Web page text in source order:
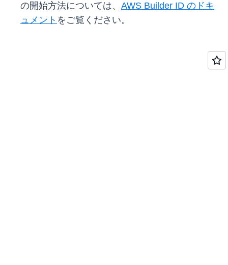
の開始方法については、 AWS Builder ID のドキ
ュメント をご覧ください。